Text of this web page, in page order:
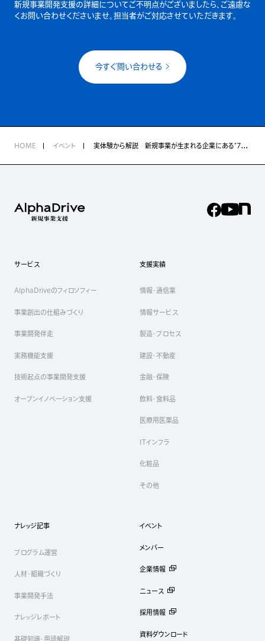
新規事業開発支援の詳細についてご不明点がございましたら、 ご遠慮な
くお問い合わせくださいませ。担当者がご対応させていただきます。
今すぐ問い合わせる
HOME イベント 実体験から解説 新規事業が生まれる企業にある”7つの”仕組み
サービス
AlphaDriveのフィロソフィー
事業創出の仕組みづくり
事業開発伴走
実務機能支援
技術起点の事業開発支援
オープンイノベーション支援
支援実績
情報・通信業
情報サービス
製造・プロセス
建設・不動産
金融・保険
飲料・食料品
医療用医薬品
ITインフラ
化粧品
その他
ナレッジ記事
プログラム運営
人材・組織づくり
事業開発手法
ナレッジレポート
基礎知識・用語解説
イベント
メンバー
企業情報
ニュース
採用情報
資料ダウンロード